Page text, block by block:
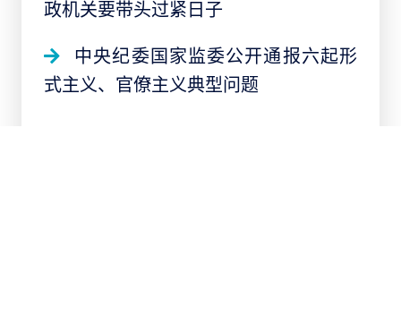
政机关要带头过紧日子
中央纪委国家监委公开通报六起形
式主义、官僚主义典型问题